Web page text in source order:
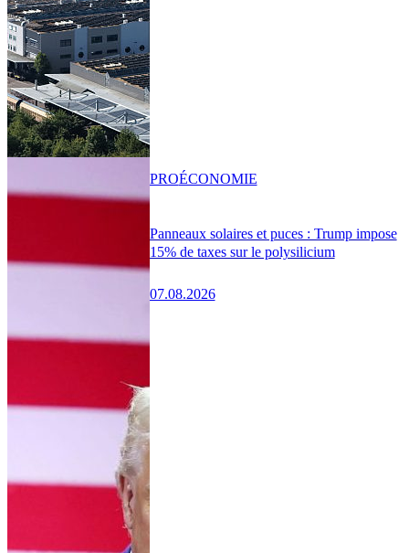
Panneaux solaires et puces : Trump impose
15% de taxes sur le polysilicium
07.08.2026
PROÉCONOMIE